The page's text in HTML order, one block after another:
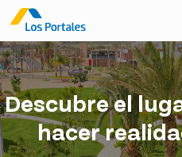
Descubre el
hacer